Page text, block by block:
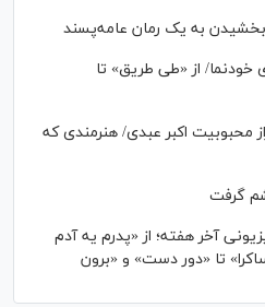
بخشیدن به یک رمان عامه‌پسند
خودنما/ از «طی طریق» تا
محبوبیت اکبر عبدی/ هنرمندی که
آخر هفته؛ از «پدرم یه آدم
تا «دور دست» و «برون